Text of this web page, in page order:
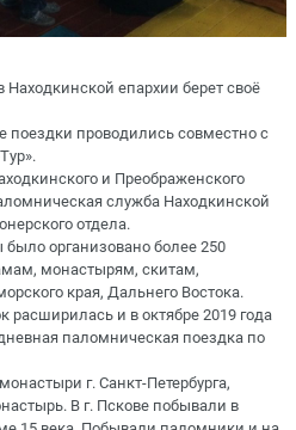
епархии берет своё
поездки проводились совместно с
и Преображенского
служба Находкинской
отдела.⠀
организовано более 250
монастырям, скитам,
края, Дальнего Востока.
расширилась и в октябре 2019 года
паломническая поездка по
г. Санкт-Петербурга,
В г. Пскове побывали в